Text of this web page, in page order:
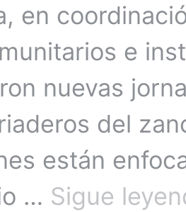
en
e
nuevas
del
están
… Sigue